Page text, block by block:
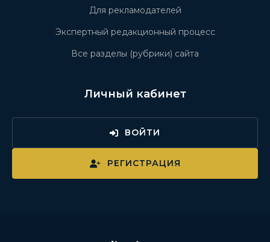
Для рекламодателей
Экспертный редакционный процесс
Все разделы (рубрики) сайта
Личный кабинет
ВОЙТИ
РЕГИСТРАЦИЯ